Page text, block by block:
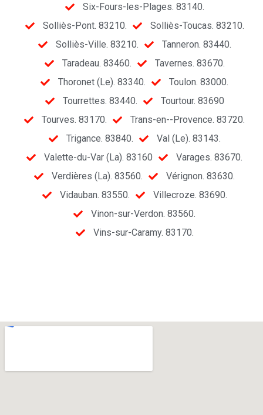
Six-Fours-les-Plages. 83140.
Solliès-Pont. 83210.
Solliès-Toucas. 83210.
Solliès-Ville. 83210.
Tanneron. 83440.
Taradeau. 83460.
Tavernes. 83670.
Thoronet (Le). 83340.
Toulon. 83000.
Tourrettes. 83440.
Tourtour. 83690
Tourves. 83170.
Trans-en--Provence. 83720.
Trigance. 83840.
Val (Le). 83143.
Valette-du-Var (La). 83160
Varages. 83670.
Verdières (La). 83560.
Vérignon. 83630.
Vidauban. 83550.
Villecroze. 83690.
Vinon-sur-Verdon. 83560.
Vins-sur-Caramy. 83170.